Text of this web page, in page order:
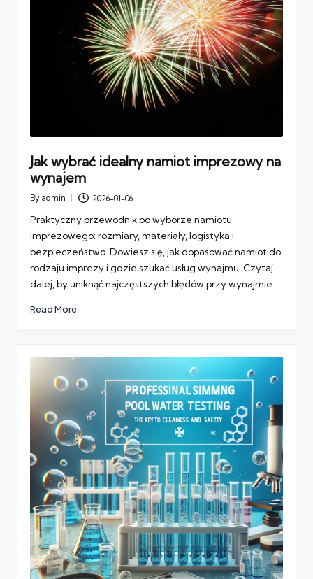
Jak wybrać idealny namiot imprezowy na
wynajem
Posted
By admin 2026-01-06
Praktyczny przewodnik po wyborze namiotu
imprezowego: rozmiary, materiały, logistyka i
bezpieczeństwo. Dowiesz się, jak dopasować namiot do
rodzaju imprezy i gdzie szukać usług wynajmu. Czytaj
dalej, by uniknąć najczęstszych błędów przy wynajmie.
Read More